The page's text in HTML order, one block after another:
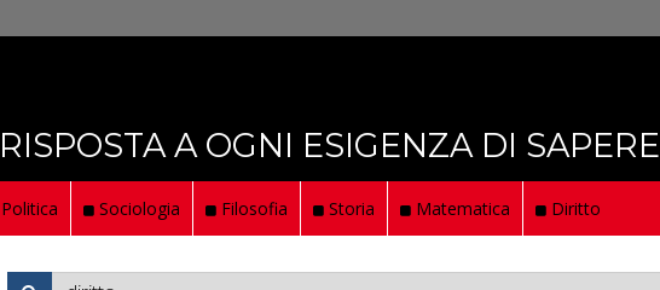
A OGNI ESIGENZA DI SAPERE
Sociologia Filosofia Storia Matematica Diritto